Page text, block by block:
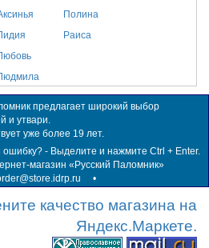
Полина
Раиса
предлагает широкий выбор
и утвари.
уже более 19 лет.
- Выделите и нажмите Ctrl + Enter.
магазин «Русский Паломник»
•